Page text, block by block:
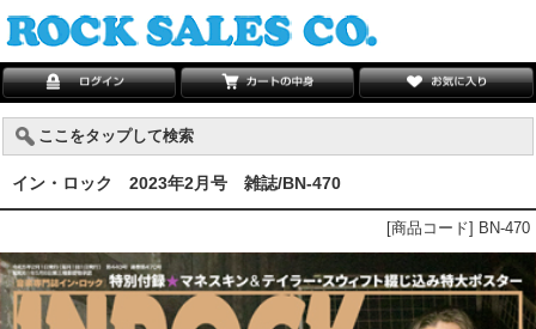
ここをタップして検索
イン・ロック 2023年2月号 雑誌/BN-470
[商品コード] BN-470